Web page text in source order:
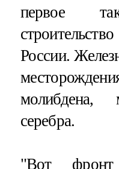
первое
России.
серебра.
"Вот фронт